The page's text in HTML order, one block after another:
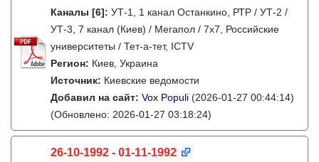
Каналы [6]: УТ-1, 1 канал Останкино, РТР / УТ-2 /
УТ-3, 7 канал (Киев) / Мегапол / 7x7, Российские
университеты / Тет-а-тет, ICTV
Регион: Киев, Украина
Источник: Киевские ведомости
Добавил на сайт: Vox Populi (2026-01-27 00:44:14)
(Обновлено: 2026-01-27 03:18:24)
26-10-1992 - 01-11-1992